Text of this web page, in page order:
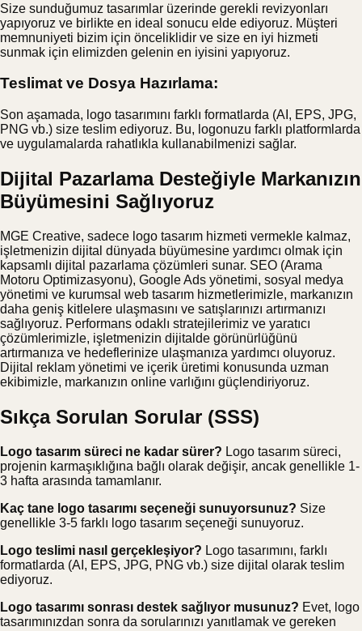
Size sunduğumuz tasarımlar üzerinde gerekli revizyonları
yapıyoruz ve birlikte en ideal sonucu elde ediyoruz. Müşteri
memnuniyeti bizim için önceliklidir ve size en iyi hizmeti
sunmak için elimizden gelenin en iyisini yapıyoruz.
Teslimat ve Dosya Hazırlama:
Son aşamada, logo tasarımını farklı formatlarda (AI, EPS, JPG,
PNG vb.) size teslim ediyoruz. Bu, logonuzu farklı platformlarda
ve uygulamalarda rahatlıkla kullanabilmenizi sağlar.
Dijital Pazarlama Desteğiyle Markanızın
Büyümesini Sağlıyoruz
MGE Creative, sadece logo tasarım hizmeti vermekle kalmaz,
işletmenizin dijital dünyada büyümesine yardımcı olmak için
kapsamlı dijital pazarlama çözümleri sunar. SEO (Arama
Motoru Optimizasyonu), Google Ads yönetimi, sosyal medya
yönetimi ve kurumsal web tasarım hizmetlerimizle, markanızın
daha geniş kitlelere ulaşmasını ve satışlarınızı artırmanızı
sağlıyoruz. Performans odaklı stratejilerimiz ve yaratıcı
çözümlerimizle, işletmenizin dijitalde görünürlüğünü
artırmanıza ve hedeflerinize ulaşmanıza yardımcı oluyoruz.
Dijital reklam yönetimi ve içerik üretimi konusunda uzman
ekibimizle, markanızın online varlığını güçlendiriyoruz.
Sıkça Sorulan Sorular (SSS)
Logo tasarım süreci ne kadar sürer? Logo tasarım süreci,
projenin karmaşıklığına bağlı olarak değişir, ancak genellikle 1-
3 hafta arasında tamamlanır.
Kaç tane logo tasarımı seçeneği sunuyorsunuz? Size
genellikle 3-5 farklı logo tasarım seçeneği sunuyoruz.
Logo teslimi nasıl gerçekleşiyor? Logo tasarımını, farklı
formatlarda (AI, EPS, JPG, PNG vb.) size dijital olarak teslim
ediyoruz.
Logo tasarımı sonrası destek sağlıyor musunuz? Evet, logo
tasarımınızdan sonra da sorularınızı yanıtlamak ve gereken